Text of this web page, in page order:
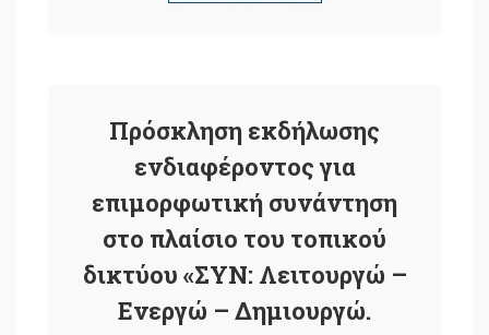
Πρόσκληση εκδήλωσης
ενδιαφέροντος για
επιμορφωτική συνάντηση
στο πλαίσιο του τοπικού
δικτύου «ΣΥΝ: Λειτουργώ –
Ενεργώ – Δημιουργώ.